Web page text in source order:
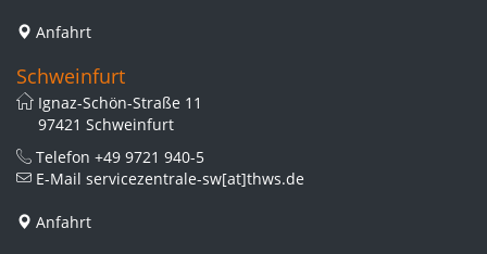
Anfahrt
Schweinfurt
Ignaz-Schön-Straße 11
97421 Schweinfurt
Telefon +49 9721 940-5
E-Mail servicezentrale-sw[at]thws.de
Anfahrt